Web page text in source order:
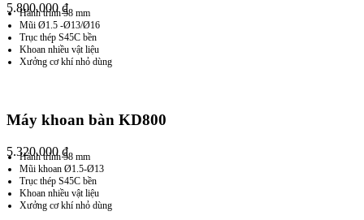
5.800.000 ₫
Hành trình 58 mm
Mũi Ø1.5 -Ø13/Ø16
Trục thép S45C bền
Khoan nhiều vật liệu
Xưởng cơ khí nhỏ dùng
Máy khoan bàn KD800
5.320.000 ₫
Hành trình 58 mm
Mũi khoan Ø1.5-Ø13
Trục thép S45C bền
Khoan nhiều vật liệu
Xưởng cơ khí nhỏ dùng